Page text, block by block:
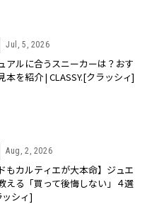
Jul, 5, 2026
アルに合うスニーカーは？おす
本を紹介 | CLASSY.[クラッシィ]
Aug, 2, 2026
もカルティエが大本命】ジュエ
える「買って後悔しない」４選
ッシィ]